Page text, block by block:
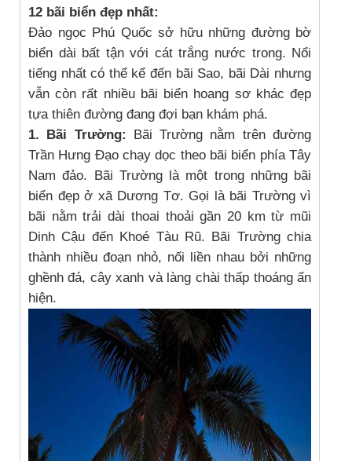
12 bãi biển đẹp nhất:
Đảo ngọc Phú Quốc sở hữu những đường bờ
biển dài bất tận với cát trắng nước trong. Nổi
tiếng nhất có thể kể đến bãi Sao, bãi Dài nhưng
vẫn còn rất nhiều bãi biển hoang sơ khác đẹp
tựa thiên đường đang đợi bạn khám phá.
1. Bãi Trường:
Bãi Trường nằm trên đường
Trần Hưng Đạo chạy dọc theo bãi biển phía Tây
Nam đảo. Bãi Trường là một trong những bãi
biển đẹp ở xã Dương Tơ. Gọi là bãi Trường vì
bãi nằm trải dài thoai thoải gần 20 km từ mũi
Dinh Cậu đến Khoé Tàu Rũ. Bãi Trường chia
thành nhiều đoạn nhỏ, nối liền nhau bởi những
ghềnh đá, cây xanh và làng chài thấp thoáng ẩn
hiện.